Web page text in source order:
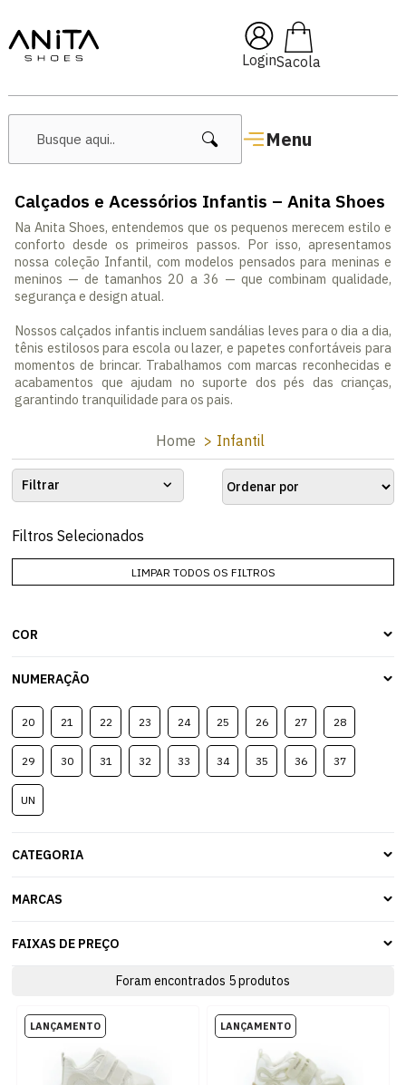
Login
Menu
🔥 Lançamentos Femininos
Calçados e Acessórios Infantis – Anita Shoes
Na Anita Shoes, entendemos que os pequenos merecem estilo e
conforto desde os primeiros passos. Por isso, apresentamos
nossa coleção Infantil, com modelos pensados para meninas e
meninos — de tamanhos 20 a 36 — que combinam qualidade,
segurança e design atual.
Nossos calçados infantis incluem sandálias leves para o dia a dia,
tênis estilosos para escola ou lazer, e papetes confortáveis para
momentos de brincar. Trabalhamos com marcas reconhecidas e
acabamentos que ajudam no suporte dos pés das crianças,
garantindo tranquilidade para os pais.
Home Infantil
Filtrar
Filtros Selecionados
LIMPAR TODOS OS FILTROS
COR
NUMERAÇÃO
20 21 22 23 24 25 26 27 28
29 30 31 32 33 34 35 36 37
UN
CATEGORIA
MARCAS
FAIXAS DE PREÇO
Foram encontrados 5produtos